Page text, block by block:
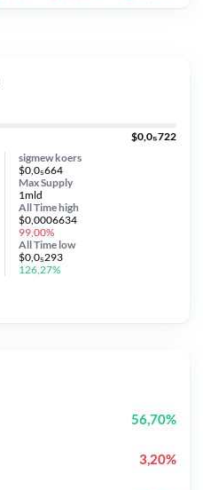
$0,0₅722
sigmew koers
$0,0₅664
Max Supply
1mld
All Timehigh
$0,0006634
99,00%
All Time low
$0,0₅293
126,27%
56,70%
3,20%